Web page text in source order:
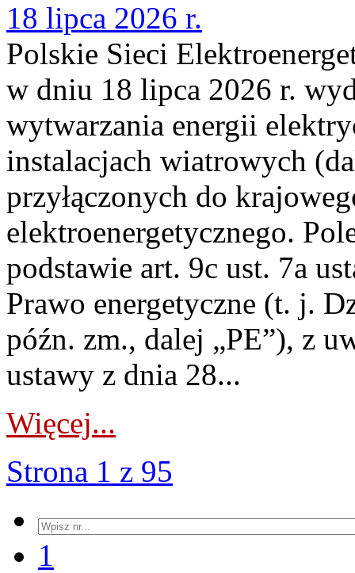
18 lipca 2026 r.
Polskie Sieci
w dniu 18 lipca 2026 r.
wytwarzania energii
instalacjach wiatrowych
przyłączonych do
elektroenergetycznego.
podstawie art. 9c ust. 7a
Prawo energetyczne (t. j.
późn. zm., dalej „PE”), z
ustawy z dnia 28...
Więcej...
Strona 1 z 95
1